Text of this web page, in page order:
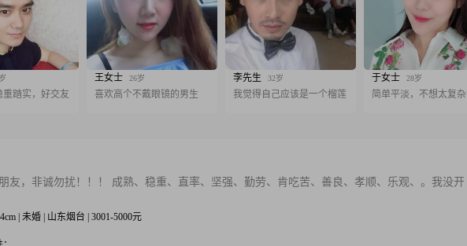
重踏实，好交友
王女士 26岁
喜欢高个不戴眼镜的男生
李先生 32岁
我觉得自己应该是一个榴莲
于女士 28岁
简单平淡，不想太复杂
友，非诚勿扰！！！ 成熟、稳重、直率、坚强、勤劳、肯吃苦、善良、孝顺、乐观、。我没开
| 未婚 | 山东烟台 | 3001-5000元